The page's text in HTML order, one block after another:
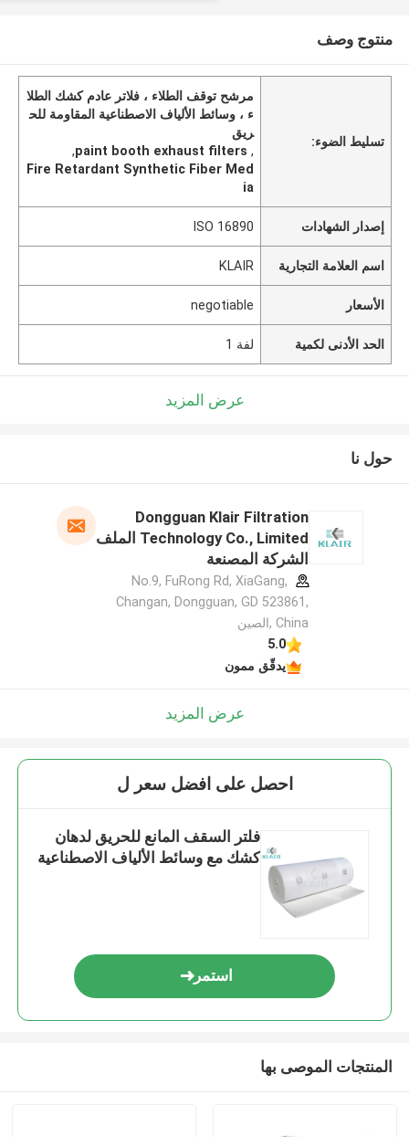
منتوج وصف
تسليط الضوء:
مرشح توقف الطلاء ، فلاتر عادم كشك الطلا
ء ، وسائط الألياف الاصطناعية المقاومة للح
ريق
,
paint booth exhaust filters
,
Fire Retardant Synthetic Fiber Med
ia
إصدار الشهادات ISO 16890
اسم العلامة التجارية KLAIR
الأسعار negotiable
الحد الأدنى لكمية لفة 1
عرض المزيد
حول نا
Dongguan Klair Filtration
Technology Co., Limited الملف
الشركة المصنعة
No.9, FuRong Rd, XiaGang,
Changan, Dongguan, GD 523861,
China ,الصين
5.0
يدقّق ممون
عرض المزيد
احصل على افضل سعر ل
فلتر السقف المانع للحريق لدهان
كشك مع وسائط الألياف الاصطناعية
استمر
المنتجات الموصى بها